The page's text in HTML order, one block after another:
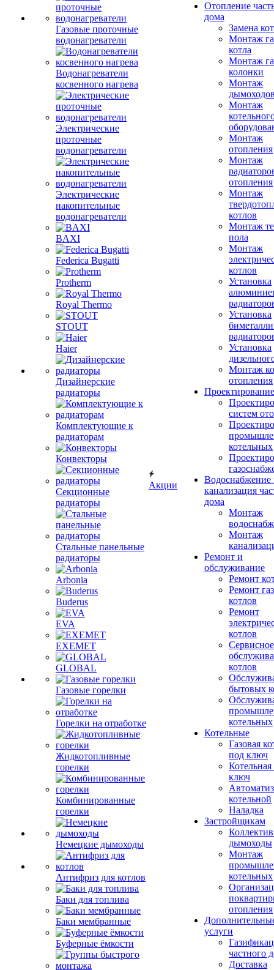
Газовые проточные
водонагреватели
Водонагреватели
косвенного нагрева
Электрические
проточные
водонагреватели
Электрические
накопительные
водонагреватели
BAXI
Federica Bugatti
Protherm
Royal Thermo
STOUT
Haier
Дизайнерские
радиаторы
Комплектующие к
радиаторам
Конвекторы
Секционные
радиаторы
Стальные панельные
радиаторы
Arbonia
Buderus
EVA
EXEMET
GLOBAL
Газовые горелки
Горелки на отработке
Жидкотопливные
горелки
Комбинированные
горелки
Немецкие дымоходы
Антифриз для котлов
Баки для топлива
Баки мембранные
Буферные ёмкости
Акции
Отопление
дома
Замена
Монтаж
котла
Монтаж
колонки
Монтаж
Монтаж
Монтаж
отопления
Монтаж
отопления
Монтаж
котлов
Монтаж
пола
Монтаж
котлов
Установка
Установка
Установка
Монтаж
отопления
Проектирование
систем
котельных
Водоснабжение
канализация
дома
Монтаж
Монтаж
Ремонт и
обслуживание
Ремонт
Ремонт
котлов
Ремонт
котлов
Сервисное
котлов
бытовых
котельных
Котельные
Газовая
под ключ
ключ
котельной
Наладка
Застройщикам
дымоходы
Монтаж
котельных
отопления
услуги
частного
Доставка